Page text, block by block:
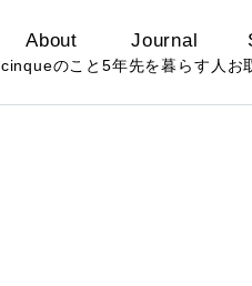
About
cinqueのこと
Journal
5年先を暮らす人 お